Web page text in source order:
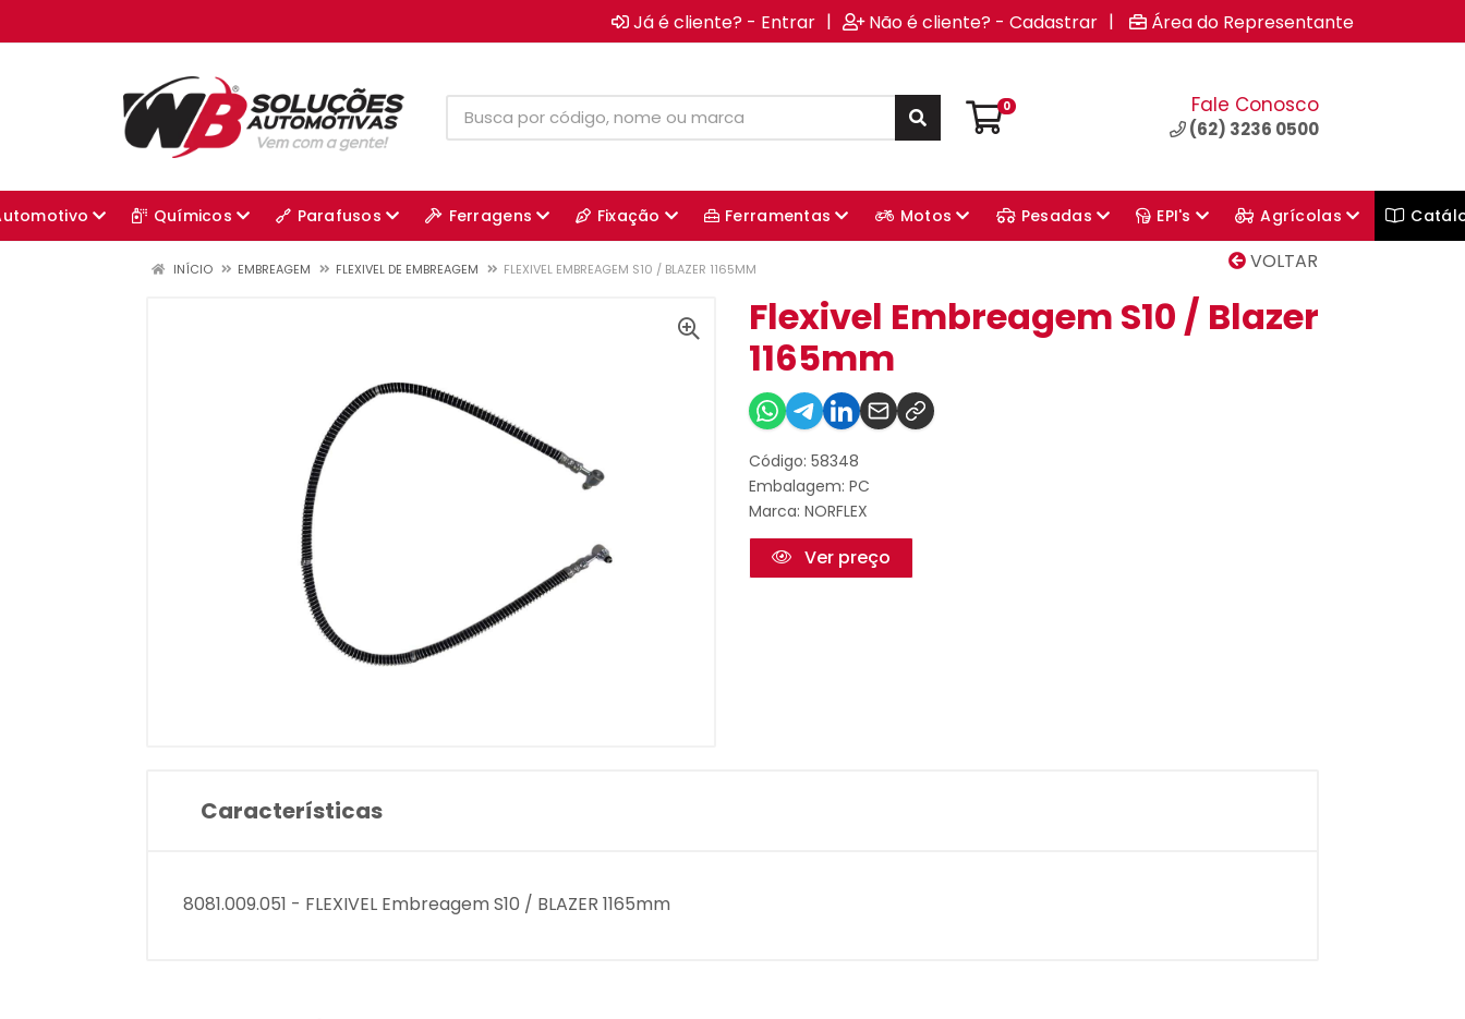
Já é cliente? - Entrar | Não é cliente? - Cadastrar | Área do Representante
0 Fale Conosco
(62) 3236 0500
Químicos Parafusos Ferragens Fixação Ferramentas Motos Pesadas EPI's Agrícolas
VOLTAR
INÍCIO EMBREAGEM FLEXIVEL DE EMBREAGEM FLEXIVEL EMBREAGEM S10 / BLAZER 1165MM
Flexivel Embreagem S10 / Blazer
1165mm
Código: 58348
Embalagem: PC
Marca: NORFLEX
Ver preço
Características
8081.009.051 - FLEXIVEL Embreagem S10 / BLAZER 1165mm